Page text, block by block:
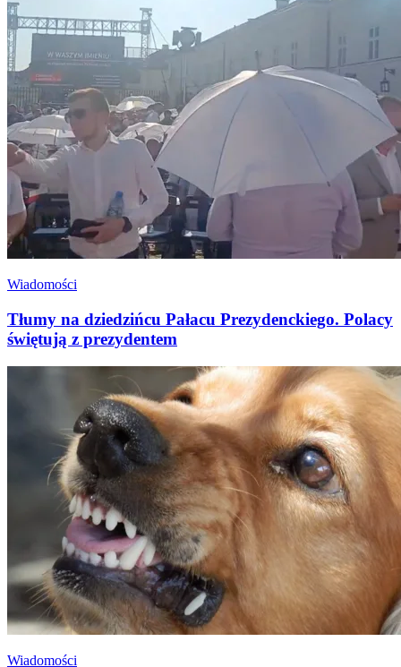
Wiadomości
Tłumy na dziedzińcu Pałacu Prezydenckiego. Polacy
świętują z prezydentem
Wiadomości